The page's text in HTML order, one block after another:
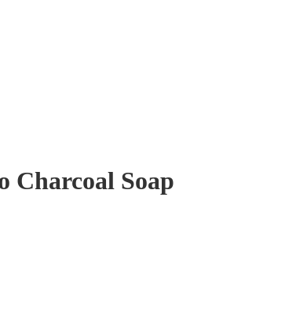
Charcoal Soap